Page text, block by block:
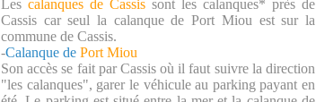
Les calanques de Cassis sont les calanques* près de
Cassis car seul la calanque de Port Miou est sur la
commune de Cassis.
-Calanque de Port Miou
Son accès se fait par Cassis où il faut suivre la direction
"les calanques", garer le véhicule au parking payant en